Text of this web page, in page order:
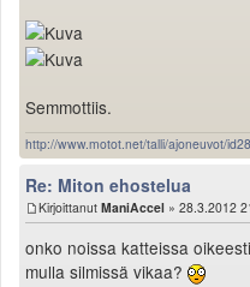
TAPAHTUMAT
MP15 kuvia
MP13 kuvia
ACS 2015 kuvia
Lisää uusi tapahtuma
UUTISET
SÄÄ
Valitse paikkakunta
Helsingin sää
Semmottiis.
http://www.motot.net/talli/ajoneuvot/
Re: Miton ehostelua
Kirjoittanut ManiAccel » 28.3.2012
onko noissa katteissa
mulla silmissä vikaa?